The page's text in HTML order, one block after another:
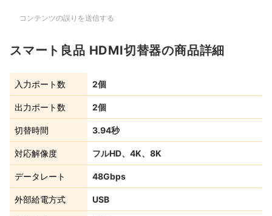
コンテンツの誤りを送信する
スマート良品 HDMI切替器の商品詳細
入力ポート数 2個
出力ポート数 2個
切替時間 3.94秒
対応解像度 フルHD、4K、8K
データレート 48Gbps
外部給電方式 USB